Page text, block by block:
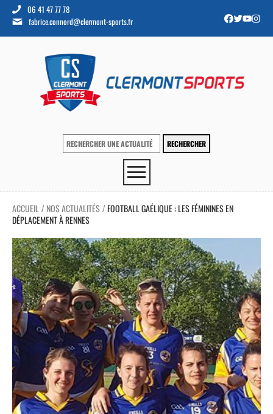
06 41 47 77 78
fabrice.connord@clermont-sports.fr
ACCUEIL / NOS ACTUALITÉS /FOOTBALL GAÉLIQUE : LES FÉMININES EN
DÉPLACEMENT À RENNES